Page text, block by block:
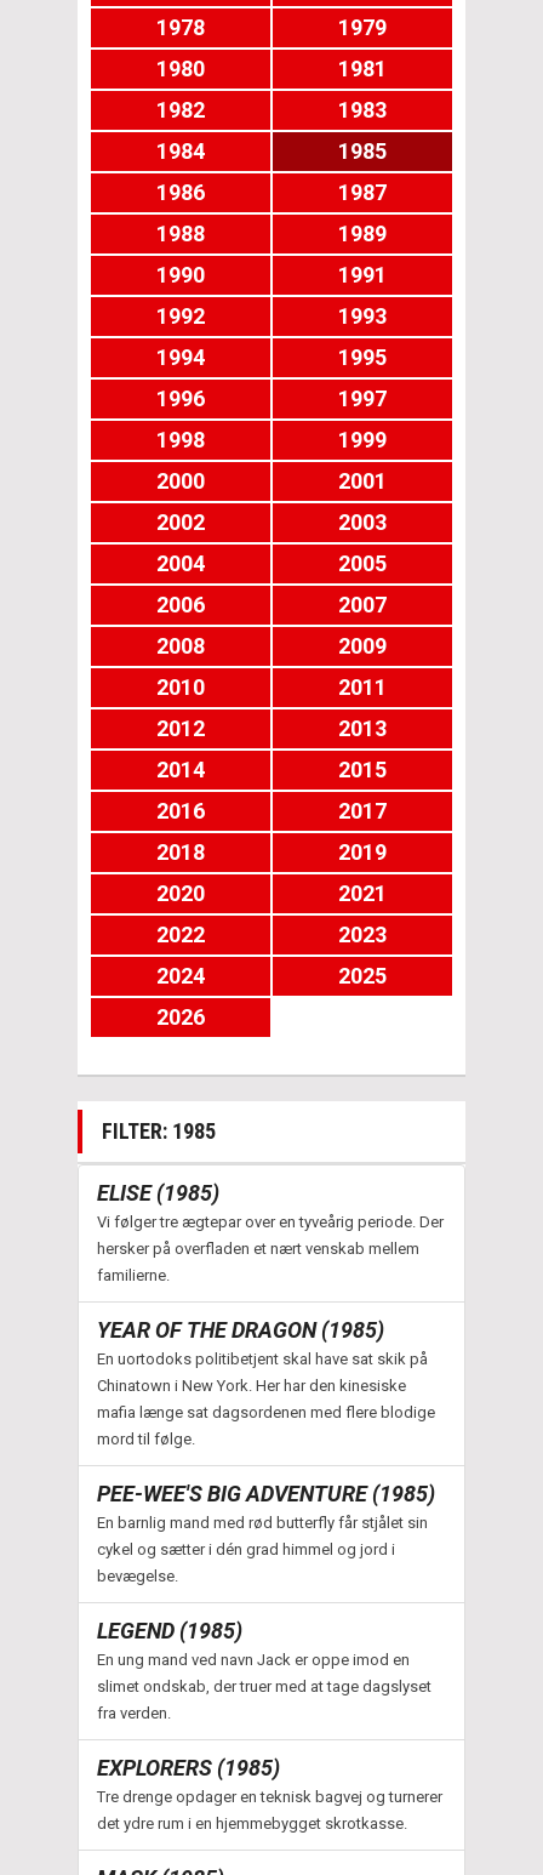
1978
1979
1980
1981
1982
1983
1984
1985
1986
1987
1988
1989
1990
1991
1992
1993
1994
1995
1996
1997
1998
1999
2000
2001
2002
2003
2004
2005
2006
2007
2008
2009
2010
2011
2012
2013
2014
2015
2016
2017
2018
2019
2020
2021
2022
2023
2024
2025
2026
FILTER: 1985
ELISE (1985)
Vi følger tre ægtepar over en tyveårig periode. Der
hersker på overfladen et nært venskab mellem
familierne.
YEAR OF THE DRAGON (1985)
En uortodoks politibetjent skal have sat skik på
Chinatown i New York. Her har den kinesiske
mafia længe sat dagsordenen med flere blodige
mord til følge.
PEE-WEE'S BIG ADVENTURE (1985)
En barnlig mand med rød butterfly får stjålet sin
cykel og sætter i dén grad himmel og jord i
bevægelse.
LEGEND (1985)
En ung mand ved navn Jack er oppe imod en
slimet ondskab, der truer med at tage dagslyset
fra verden.
EXPLORERS (1985)
Tre drenge opdager en teknisk bagvej og turnerer
det ydre rum i en hjemmebygget skrotkasse.